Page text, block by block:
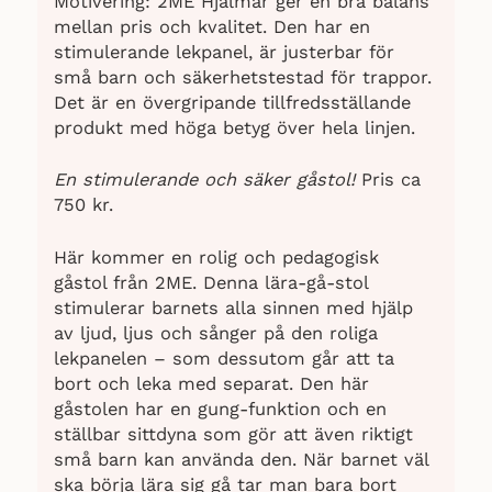
mellan pris och kvalitet. Den har en
stimulerande lekpanel, är justerbar för
små barn och säkerhetstestad för trappor.
Det är en övergripande tillfredsställande
produkt med höga betyg över hela linjen.
En stimulerande och säker gåstol!Pris ca
750 kr.
Här kommer en rolig och pedagogisk
gåstol från 2ME. Denna lära-gå-stol
stimulerar barnets alla sinnen med hjälp
av ljud, ljus och sånger på den roliga
lekpanelen – som dessutom går att ta
bort och leka med separat. Den här
gåstolen har en gung-funktion och en
ställbar sittdyna som gör att även riktigt
små barn kan använda den. När barnet väl
ska börja lära sig gå tar man bara bort